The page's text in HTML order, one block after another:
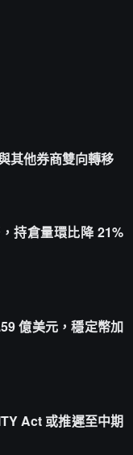
其他券商雙向轉移
持倉量環比降 21%
億美元，穩定幣加
Act 或推遲至中期